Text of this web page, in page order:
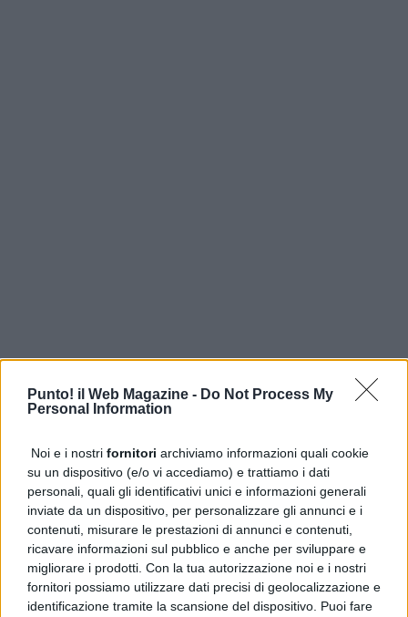
Punto! il Web Magazine - Do Not Process My
Personal Information
Noi e i nostri fornitori archiviamo informazioni quali cookie
su un dispositivo (e/o vi accediamo) e trattiamo i dati
personali, quali gli identificativi unici e informazioni generali
inviate da un dispositivo, per personalizzare gli annunci e i
contenuti, misurare le prestazioni di annunci e contenuti,
ricavare informazioni sul pubblico e anche per sviluppare e
migliorare i prodotti. Con la tua autorizzazione noi e i nostri
fornitori possiamo utilizzare dati precisi di geolocalizzazione e
identificazione tramite la scansione del dispositivo. Puoi fare
Gaza, UNICEF: 300 bambini uccisi in 300 giorni di cessate il
Addio a Francesco Guccini, il poeta della musica italiana si
è spento
Città Metropolitana, tolleranza zero sulla ‘Terra dei
Fuochi’: la Polizia Metropolitana sequestra due aziende
completamente abusive a Napoli